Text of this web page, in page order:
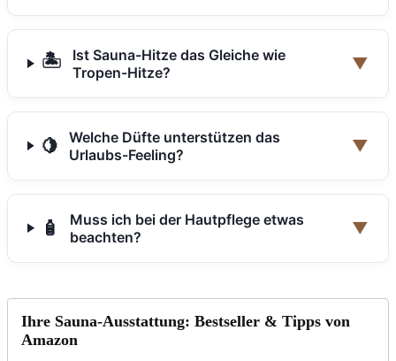
🏝️
Ist Sauna-Hitze das Gleiche wie
Tropen-Hitze?
▼
🍋
Welche Düfte unterstützen das
Urlaubs-Feeling?
▼
🧴
Muss ich bei der Hautpflege etwas
beachten?
▼
Ihre Sauna-Ausstattung: Bestseller & Tipps von
Amazon